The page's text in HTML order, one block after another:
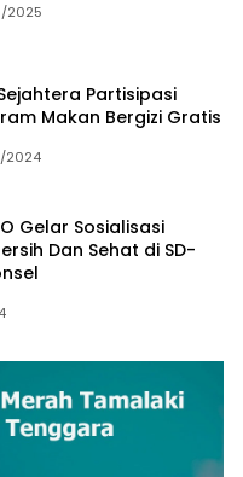
2025
Partisipasi
Makan Bergizi Gratis
2024
Gelar Sosialisasi
Dan Sehat di SD-